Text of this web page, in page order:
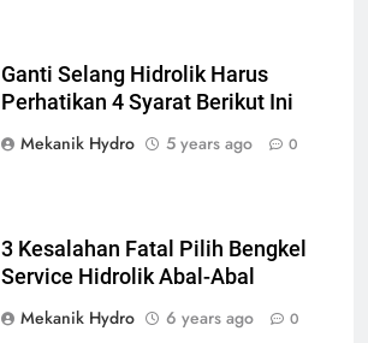
Ganti Selang Hidrolik Harus
Perhatikan 4 Syarat Berikut Ini
Mekanik Hydro
5 years ago 0
3 Kesalahan Fatal Pilih Bengkel
Service Hidrolik Abal-Abal
Mekanik Hydro
6 years ago 0